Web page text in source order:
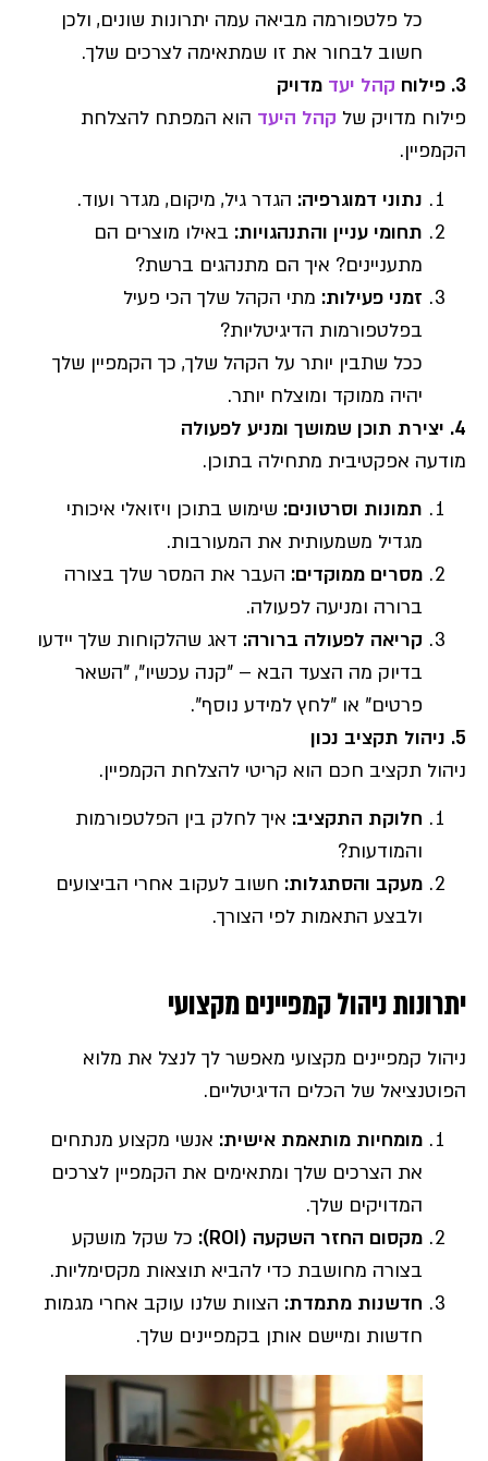
כל פלטפורמה מביאה עמה יתרונות שונים, ולכן
חשוב לבחור את זו שמתאימה לצרכים שלך.
3. פילוח קהל יעד מדויק
פילוח מדויק של קהל היעד הוא המפתח להצלחת
הקמפיין.
נתוני דמוגרפיה: הגדר גיל, מיקום, מגדר ועוד.
תחומי עניין והתנהגויות: באילו מוצרים הם
מתעניינים? איך הם מתנהגים ברשת?
זמני פעילות: מתי הקהל שלך הכי פעיל
בפלטפורמות הדיגיטליות?
ככל שתבין יותר על הקהל שלך, כך הקמפיין שלך
יהיה ממוקד ומוצלח יותר.
4. יצירת תוכן שמושך ומניע לפעולה
מודעה אפקטיבית מתחילה בתוכן.
תמונות וסרטונים: שימוש בתוכן ויזואלי איכותי
מגדיל משמעותית את המעורבות.
מסרים ממוקדים: העבר את המסר שלך בצורה
ברורה ומניעה לפעולה.
קריאה לפעולה ברורה: דאג שהלקוחות שלך יידעו
בדיוק מה הצעד הבא – "קנה עכשיו", "השאר
פרטים" או "לחץ למידע נוסף".
5. ניהול תקציב נכון
ניהול תקציב חכם הוא קריטי להצלחת הקמפיין.
חלוקת התקציב: איך לחלק בין הפלטפורמות
והמודעות?
מעקב והסתגלות: חשוב לעקוב אחרי הביצועים
ולבצע התאמות לפי הצורך.
יתרונות ניהול קמפיינים מקצועי
ניהול קמפיינים מקצועי מאפשר לך לנצל את מלוא
הפוטנציאל של הכלים הדיגיטליים.
מומחיות מותאמת אישית: אנשי מקצוע מנתחים
את הצרכים שלך ומתאימים את הקמפיין לצרכים
המדויקים שלך.
מקסום החזר השקעה (ROI):
כל שקל מושקע
בצורה מחושבת כדי להביא תוצאות מקסימליות.
חדשנות מתמדת: הצוות שלנו עוקב אחרי מגמות
חדשות ומיישם אותן בקמפיינים שלך.